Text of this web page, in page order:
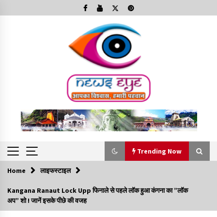
to
Trending Now
Trending Now
Minorities Rights Day : विश्व अल्पसंख्यक अधिकार दिवस
कार्यक्रम में शामिल हुए सीएम,आधुनिक मदरसों का नाम अब्दुल कलाम के नाम
Home लाइफस्टाइल
Kangana Ranaut Lock Upp फिनाले से पहले लॉक हुआ कंगना का ”लॉक
अप” शो ! जानें इसके पीछे की वजह